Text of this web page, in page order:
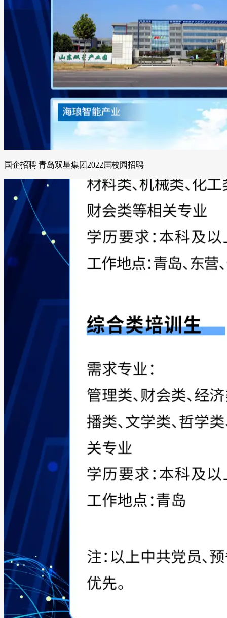
国企招聘 青岛双星集团2022届校园招聘